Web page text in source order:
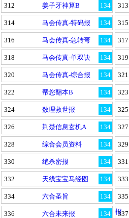
134
312 姜子牙神算B 313
134
314 马会传真-特码报 315
134
316 马会传真-急转弯 317
134
318 马会传真-单双诀 319
134
320 马会传真-综合报 321
134
322 帮您翻本B 323
134
324 数理救世报 325
134
326 荆楚信息玄机A 327
134
328 综合会员资料 329
134
330 绝杀密报 331
134
332 天线宝宝马经图 333
134
334 六合圣旨 335
报
134
336 六合未来报 337